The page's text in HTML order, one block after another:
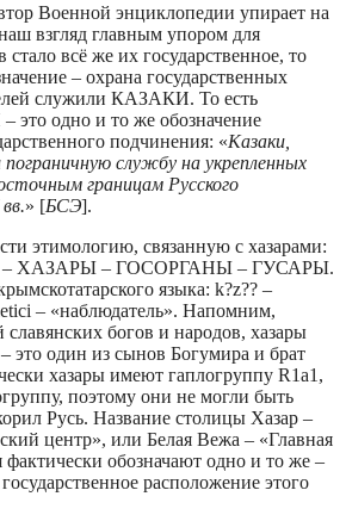
Военной энциклопедии упирает на
взгляд главным упором для
стало всё же их государственное, то
– охрана государственных
служили КАЗАКИ. То есть
одно и то же обозначение
подчинения: «Казаки,
службу на укрепленных
границам Русского
» [БСЭ].
этимологию, связанную с хазарами:
ХАЗАРЫ – ГОСОРГАНЫ – ГУСАРЫ.
языка: k?z?? –
– «наблюдатель». Напомним,
славянских богов и народов, хазары
это один из сынов Богумира и брат
хазары имеют гаплогруппу R1a1,
поэтому они не могли быть
Русь. Название столицы Хазар –
центр», или Белая Вежа – «Главная
обозначают одно и то же –
расположение этого